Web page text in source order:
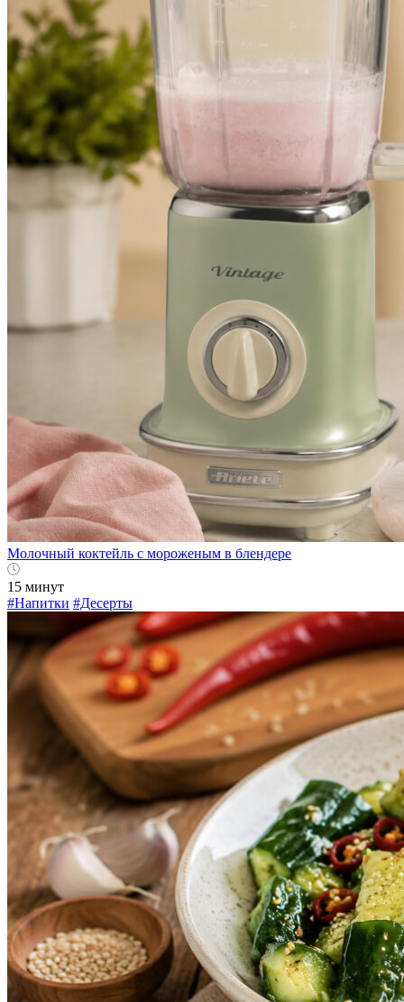
Молочный коктейль с мороженым в блендере
15 минут
#Напитки #Десерты